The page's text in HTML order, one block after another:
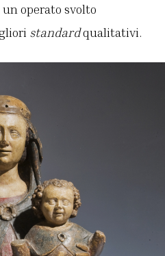
operato svolto
standardqualitativi.